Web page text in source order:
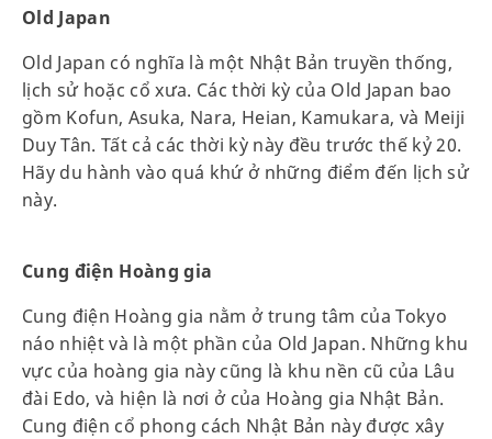
Old Japan
Old Japan có nghĩa là một Nhật Bản truyền thống,
lịch sử hoặc cổ xưa. Các thời kỳ của Old Japan bao
gồm Kofun, Asuka, Nara, Heian, Kamukara, và Meiji
Duy Tân. Tất cả các thời kỳ này đều trước thế kỷ 20.
Hãy du hành vào quá khứ ở những điểm đến lịch sử
này.
Cung điện Hoàng gia
Cung điện Hoàng gia nằm ở trung tâm của Tokyo
náo nhiệt và là một phần của Old Japan. Những khu
vực của hoàng gia này cũng là khu nền cũ của Lâu
đài Edo, và hiện là nơi ở của Hoàng gia Nhật Bản.
Cung điện cổ phong cách Nhật Bản này được xây